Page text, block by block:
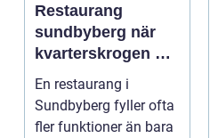
Restaurang
sundbyberg när
kvarterskrogen blir
vardagsrum
En restaurang i
Sundbyberg fyller ofta
fler funktioner än bara